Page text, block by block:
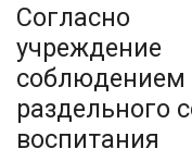
Согласно
раздельного